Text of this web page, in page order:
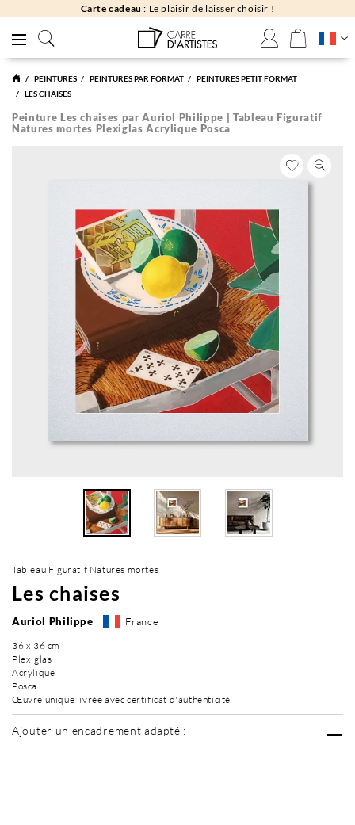
Carte cadeau : Le plaisir de laisser choisir !
PEINTURES PEINTURES PAR FORMAT
PEINTURES PETIT FORMAT
LES CHAISES
Peinture Les chaises par Auriol Philippe | Tableau Figuratif
Natures mortes Plexiglas Acrylique Posca
Tableau Figuratif Natures mortes
Les chaises
Auriol Philippe France
36 x 36 cm
Plexiglas
Acrylique
Posca
Œuvre unique livrée avec certificat d'authenticité
Ajouter un encadrement adapté :